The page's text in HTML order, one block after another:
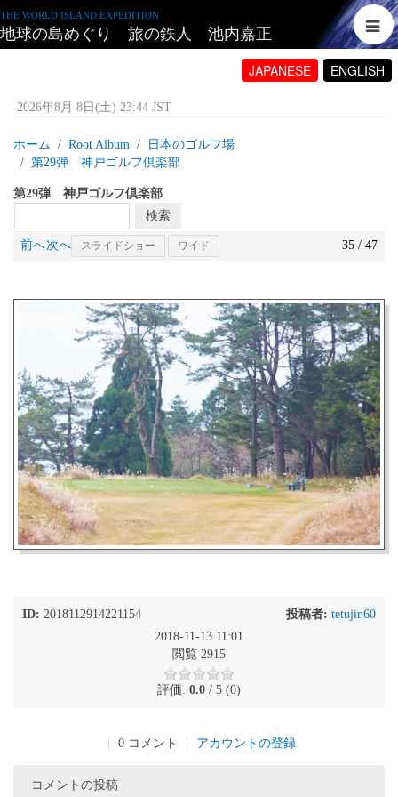
THE WORLD ISLAND EXPEDITION
地球の島めぐり 旅の鉄人 池内嘉正
JAPANESE ENGLISH
2026年8月 8日(土) 23:44 JST
ホーム Root Album
日本のゴルフ場
第29弾 神戸ゴルフ倶楽部
第29弾 神戸ゴルフ倶楽部
前へ次へ スライドショー ワイド 35 / 47
ID: 2018112914221154 投稿者: tetujin60
2018-11-13 11:01
閲覧 2915
評価: 0.0 / 5 (0)
0 コメント アカウントの登録
コメントの投稿